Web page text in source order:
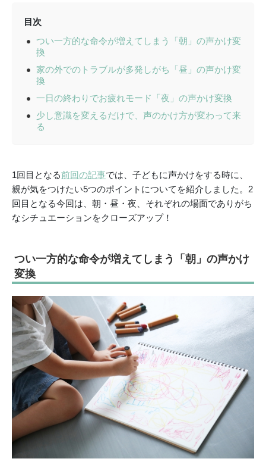
目次
つい一方的な命令が増えてしまう「朝」の声かけ変
換
家の外でのトラブルが多発しがち「昼」の声かけ変
換
一日の終わりでお疲れモード「夜」の声かけ変換
少し意識を変えるだけで、声のかけ方が変わって来
る
1回目となる前回の記事では、子どもに声かけをする時に、
親が気をつけたい5つのポイントについてを紹介しました。2
回目となる今回は、朝・昼・夜、それぞれの場面でありがち
なシチュエーションをクローズアップ！
つい一方的な命令が増えてしまう「朝」の声かけ
変換